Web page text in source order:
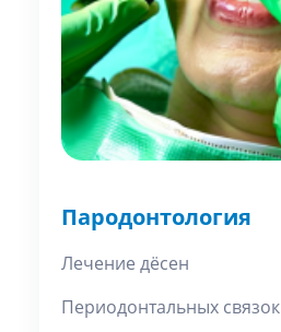
Пародонтология
Лечение дёсен
Периодонтальных связок